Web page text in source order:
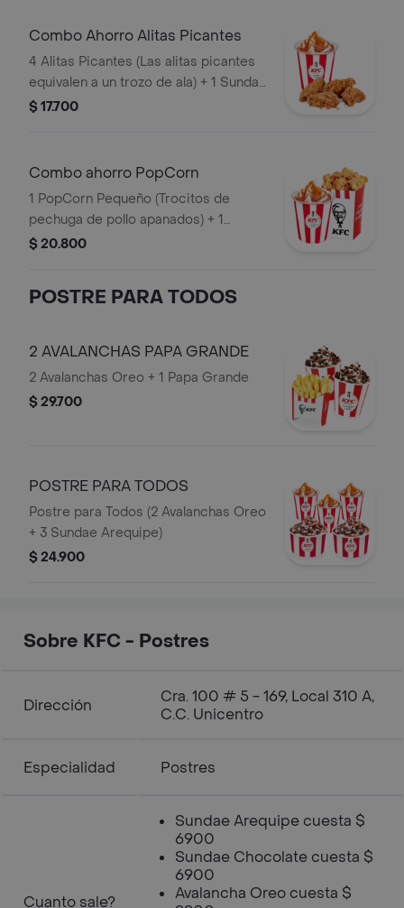
Combo Ahorro Alitas Picantes
4 Alitas Picantes (Las alitas picantes
equivalen a un trozo de ala) + 1 Sundae
de Arequipe
$ 17.700
Combo ahorro PopCorn
1 PopCorn Pequeño (Trocitos de
pechuga de pollo apanados) + 1
Sundae Arequipe
$ 20.800
POSTRE PARA TODOS
2 AVALANCHAS PAPA GRANDE
2 Avalanchas Oreo + 1 Papa Grande
$ 29.700
POSTRE PARA TODOS
Postre para Todos (2 Avalanchas Oreo
+ 3 Sundae Arequipe)
$ 24.900
Sobre KFC - Postres
Dirección
Cra. 100 # 5 - 169, Local 310 A,
C.C. Unicentro
Especialidad Postres
Cuanto sale?
Sundae Arequipe cuesta $
6900
Sundae Chocolate cuesta $
6900
Avalancha Oreo cuesta $